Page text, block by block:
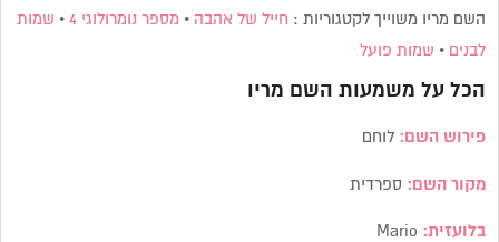
השם מריו משוייך לקטגוריות : חייל של אהבה • מספר נומרולוגי 4 • שמות
לבנים • שמות פועל
הכל על משמעות השם מריו
פירוש השם: לוחם
מקור השם: ספרדית
בלועזית: